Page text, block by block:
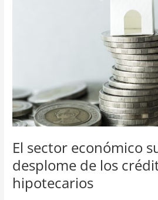
El sector económico
desplome de los
hipotecarios
hipotecarios